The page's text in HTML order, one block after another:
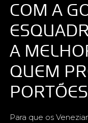
COM A
A
QUEM
Para que os